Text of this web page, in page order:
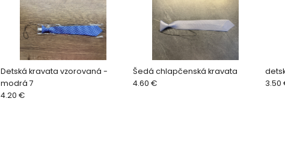
Detská kravata vzorovaná -
modrá 7
4.20 €
Šedá chlapčenská kravata
4.60 €
3.50